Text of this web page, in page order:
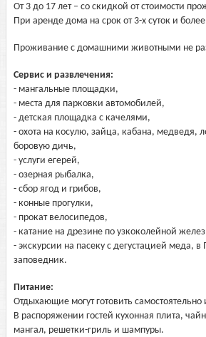
От 3 до 17 лет – со скидкой от стоимости
При аренде дома на срок от 3-х суток и
Проживание с домашними животными не
Сервис и развлечения:
- мангальные площадки,
- места для парковки автомобилей,
- детская площадка с качелями,
- охота на косулю, зайца, кабана, медведя,
боровую дичь,
- услуги егерей,
- озерная рыбалка,
- сбор ягод и грибов,
- конные прогулки,
- прокат велосипедов,
- катание на дрезине по узкоколейной
- экскурсии на пасеку с дегустацией меда, в
заповедник.
Питание:
Отдыхающие могут готовить самостоятельно
В распоряжении гостей кухонная плита,
мангал, решетки-гриль и шампуры.